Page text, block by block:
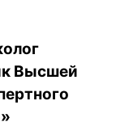
Высшей